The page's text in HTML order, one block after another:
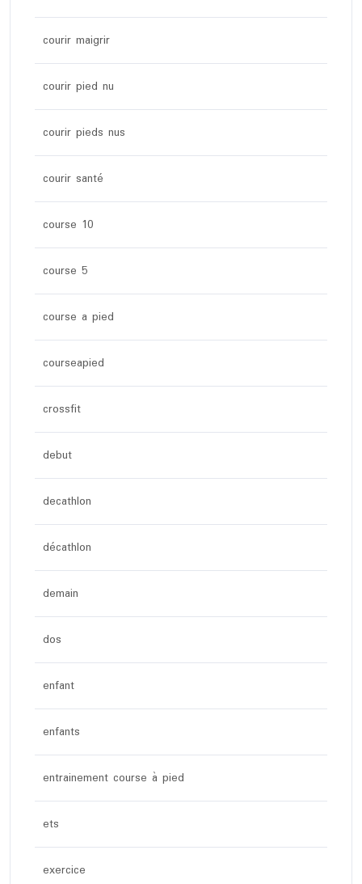
courir maigrir
courir pied nu
courir pieds nus
courir santé
course 10
course 5
course a pied
courseapied
crossfit
debut
decathlon
décathlon
demain
dos
enfant
enfants
entrainement course à pied
ets
exercice